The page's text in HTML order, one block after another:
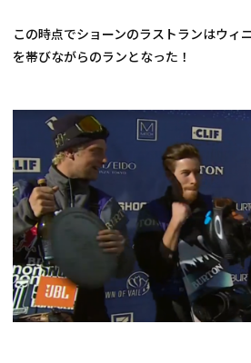
この時点でショーンのラストランはウィ
を帯びながらのランとなった！